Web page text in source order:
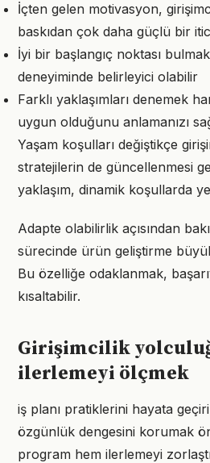
İçten gelen motivasyon,
baskıdan çok daha güçlü bir
İyi bir başlangıç noktası
deneyiminde belirleyici olabilir
Farklı yaklaşımları denemek
uygun olduğunu anlamanızı
Yaşam koşulları değiştikçe
stratejilerin de güncellenmesi
yaklaşım, dinamik koşullarda
Adapte olabilirlik açısından
sürecinde ürün geliştirme
Bu özelliğe odaklanmak,
kısaltabilir.
Girişimcilik
ilerlemeyi ölçmek
iş planı pratiklerini hayata
özgünlük dengesini korumak
program hem ilerlemeyi